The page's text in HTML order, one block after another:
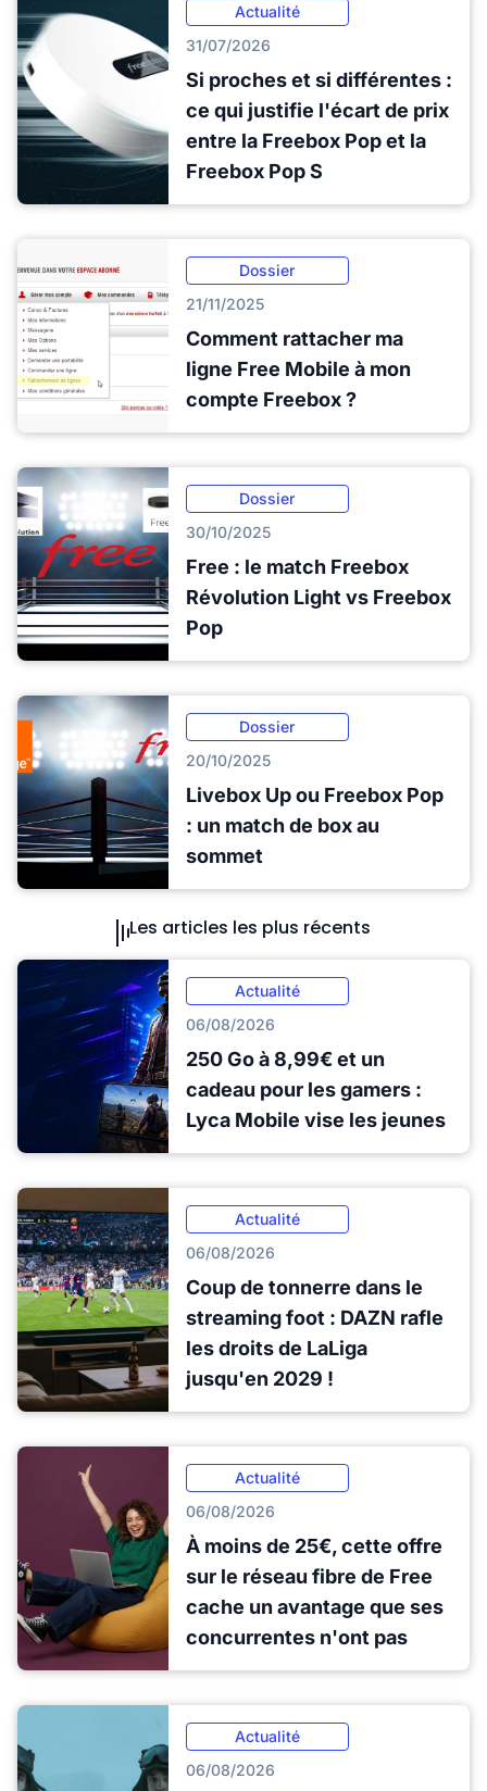
Actualité
31/07/2026
Si proches et si différentes :
ce qui justifie l'écart de prix
entre la Freebox Pop et la
Freebox Pop S
Dossier
21/11/2025
Comment rattacher ma
ligne Free Mobile à mon
compte Freebox ?
Dossier
30/10/2025
Free : le match Freebox
Révolution Light vs Freebox
Pop
Dossier
20/10/2025
Livebox Up ou Freebox Pop
: un match de box au
sommet
Les articles les plus récents
Actualité
06/08/2026
250 Go à 8,99€ et un
cadeau pour les gamers :
Lyca Mobile vise les jeunes
Actualité
06/08/2026
Coup de tonnerre dans le
streaming foot : DAZN rafle
les droits de LaLiga
jusqu'en 2029 !
Actualité
06/08/2026
À moins de 25€, cette offre
sur le réseau fibre de Free
cache un avantage que ses
concurrentes n'ont pas
Actualité
06/08/2026